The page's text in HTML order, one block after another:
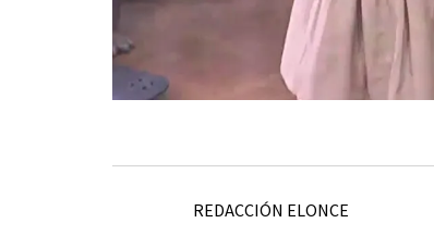
REDACCIÓN ELONCE